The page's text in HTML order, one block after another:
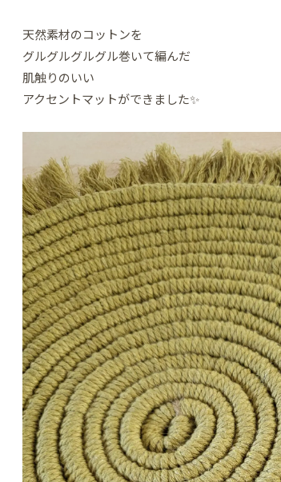
天然素材のコットンを
グルグルグルグル巻いて編んだ
肌触りのいい
アクセントマットができました✨